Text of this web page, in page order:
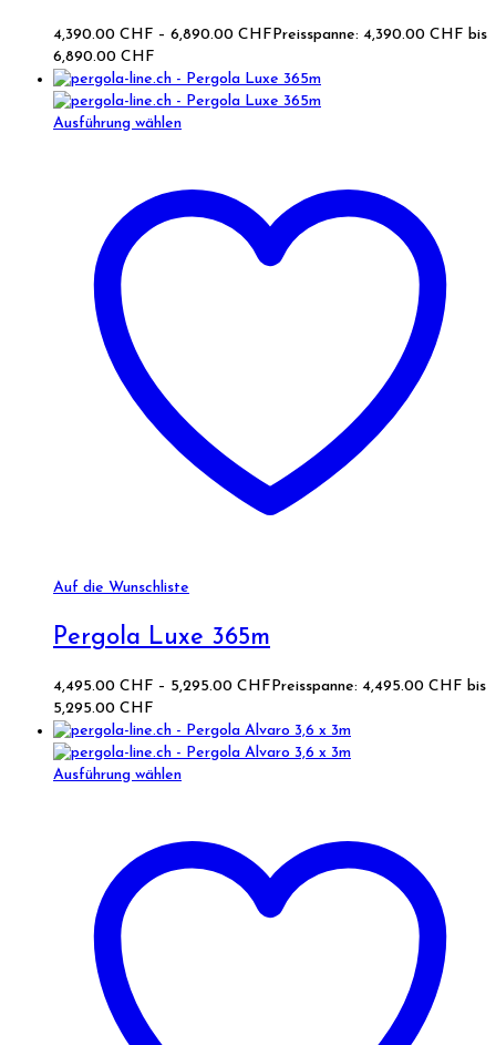
4,390.00 CHF – 6,890.00 CHF Preisspanne: 4,390.00 CHF bis
6,890.00 CHF
Ausführung wählen
Auf die Wunschliste
Pergola Luxe 365m
4,495.00 CHF – 5,295.00 CHF Preisspanne: 4,495.00 CHF bis
5,295.00 CHF
Ausführung wählen